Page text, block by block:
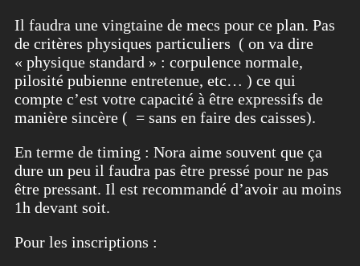
Il faudra une vingtaine de mecs pour ce plan. Pas
de critères physiques particuliers ( on va dire
« physique standard » : corpulence normale,
pilosité pubienne entretenue, etc… ) ce qui
compte c’est votre capacité à être expressifs de
manière sincère ( = sans en faire des caisses).
En terme de timing : Nora aime souvent que ça
dure un peu il faudra pas être pressé pour ne pas
être pressant. Il est recommandé d’avoir au moins
1h devant soit.
Pour les inscriptions :